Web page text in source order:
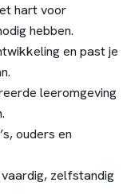
hart voor
hebben.
en past je
leeromgeving
ouders en
zelfstandig